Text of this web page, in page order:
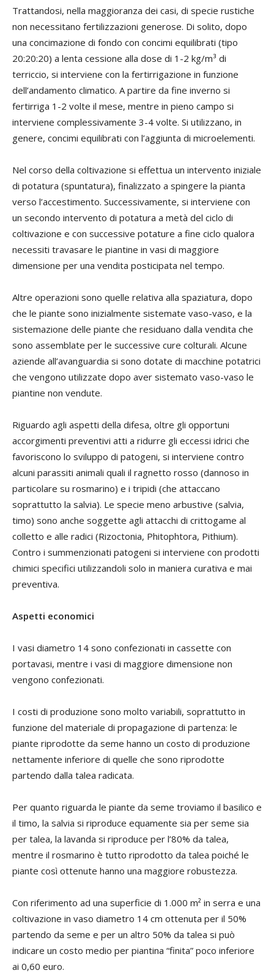
Trattandosi, nella maggioranza dei casi, di specie rustiche
non necessitano fertilizzazioni generose. Di solito, dopo
una concimazione di fondo con concimi equilibrati (tipo
20:20:20) a lenta cessione alla dose di 1-2 kg/m³ di
terriccio, si interviene con la fertirrigazione in funzione
dell’andamento climatico. A partire da fine inverno si
fertirriga 1-2 volte il mese, mentre in pieno campo si
interviene complessivamente 3-4 volte. Si utilizzano, in
genere, concimi equilibrati con l’aggiunta di microelementi.
Nel corso della coltivazione si effettua un intervento iniziale
di potatura (spuntatura), finalizzato a spingere la pianta
verso l’accestimento. Successivamente, si interviene con
un secondo intervento di potatura a metà del ciclo di
coltivazione e con successive potature a fine ciclo qualora
necessiti travasare le piantine in vasi di maggiore
dimensione per una vendita posticipata nel tempo.
Altre operazioni sono quelle relativa alla spaziatura, dopo
che le piante sono inizialmente sistemate vaso-vaso, e la
sistemazione delle piante che residuano dalla vendita che
sono assemblate per le successive cure colturali. Alcune
aziende all’avanguardia si sono dotate di macchine potatrici
che vengono utilizzate dopo aver sistemato vaso-vaso le
piantine non vendute.
Riguardo agli aspetti della difesa, oltre gli opportuni
accorgimenti preventivi atti a ridurre gli eccessi idrici che
favoriscono lo sviluppo di patogeni, si interviene contro
alcuni parassiti animali quali il ragnetto rosso (dannoso in
particolare su rosmarino) e i tripidi (che attaccano
soprattutto la salvia). Le specie meno arbustive (salvia,
timo) sono anche soggette agli attacchi di crittogame al
colletto e alle radici (Rizoctonia, Phitophtora, Pithium).
Contro i summenzionati patogeni si interviene con prodotti
chimici specifici utilizzandoli solo in maniera curativa e mai
preventiva.
Aspetti economici
I vasi diametro 14 sono confezionati in cassette con
portavasi, mentre i vasi di maggiore dimensione non
vengono confezionati.
I costi di produzione sono molto variabili, soprattutto in
funzione del materiale di propagazione di partenza: le
piante riprodotte da seme hanno un costo di produzione
nettamente inferiore di quelle che sono riprodotte
partendo dalla talea radicata.
Per quanto riguarda le piante da seme troviamo il basilico e
il timo, la salvia si riproduce equamente sia per seme sia
per talea, la lavanda si riproduce per l’80% da talea,
mentre il rosmarino è tutto riprodotto da talea poiché le
piante così ottenute hanno una maggiore robustezza.
Con riferimento ad una superficie di 1.000 m² in serra e una
coltivazione in vaso diametro 14 cm ottenuta per il 50%
partendo da seme e per un altro 50% da talea si può
indicare un costo medio per piantina “finita” poco inferiore
ai 0,60 euro.